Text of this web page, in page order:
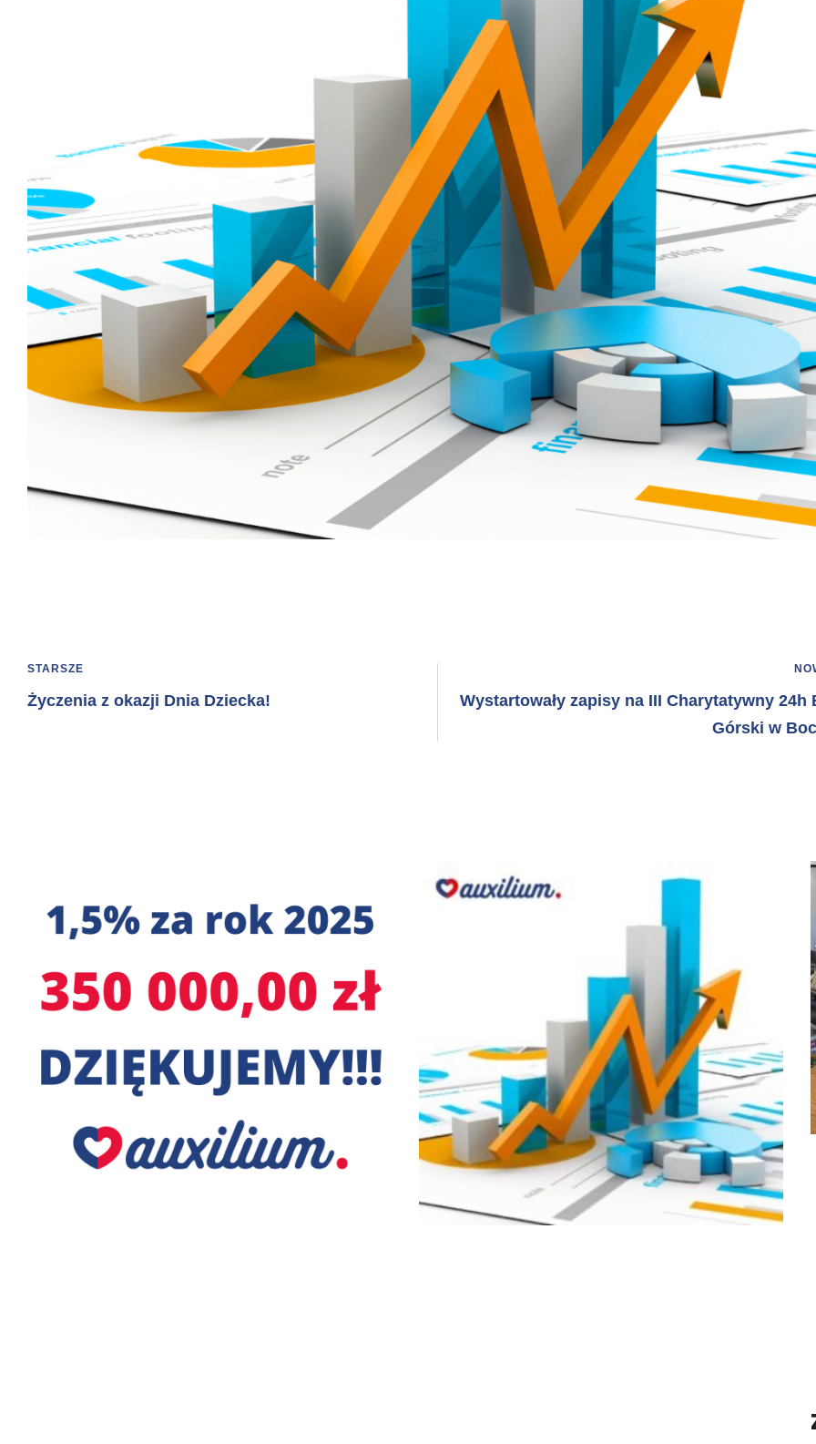
STARSZE
Życzenia z okazji Dnia Dziecka!
Wystartowały zapisy na III Charytatywny 24h
Górski w